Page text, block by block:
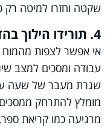
שקטה וחזרו למיטה
4. תורידו הילוך בהדרגה
עבודה ומסכים למצב
שגרת מעבר של שעה
מומלץ להתרחק
מרגיעה כמו קריאת